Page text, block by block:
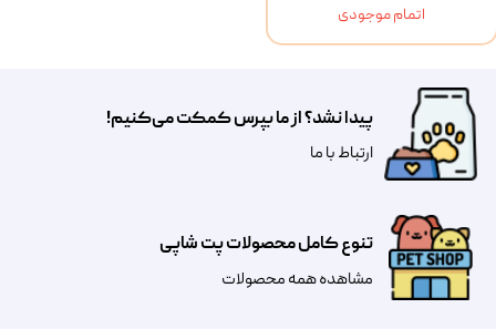
اتمام موجودی
تنوع کامل محصولات پت شاپی
مشاهده همه محصولات
پیدا نشد؟ از ما بپرس کمکت می‌کنیم!
​​​ارتباط با ما